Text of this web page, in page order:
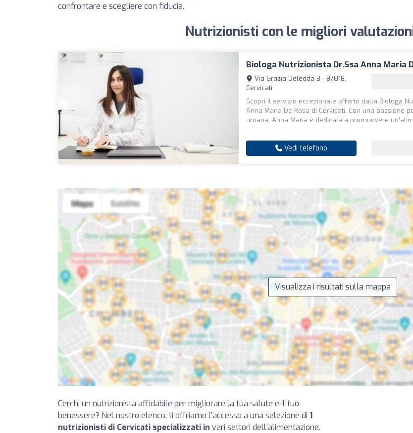
confrontare e scegliere con fiducia.
Nutrizionisti con le migliori
Biologa Nutrizionista Dr.ssa Anna Maria
Via Grazia Deledda 3 - 87018,
Cervicati
Scopri il servizio eccezionale offerto dalla Biologa
Anna Maria De Rosa di Cervicati. Con una passione
umana, Anna Maria è dedicata a promuovere
Vedi telefono
Visualizza i risultati sulla mappa
Cerchi un nutrizionista affidabile per migliorare la tua salute e il tuo
benessere? Nel nostro elenco, ti offriamo l'accesso a una selezione di 1
nutrizionisti di Cervicati specializzati in vari settori dell'alimentazione.